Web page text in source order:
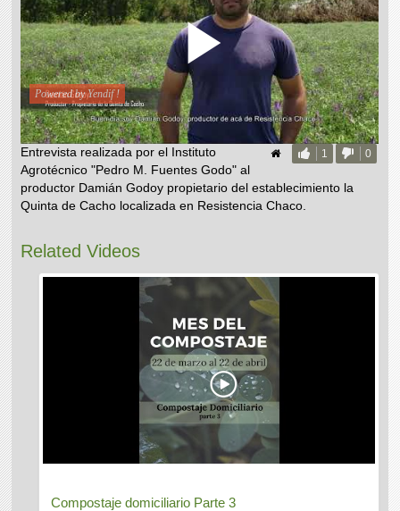
1 0
Entrevista realizada por el Instituto
Agrotécnico "Pedro M. Fuentes Godo" al
productor Damián Godoy propietario del establecimiento la
Quinta de Cacho localizada en Resistencia Chaco.
Related Videos
Compostaje domiciliario Parte 3